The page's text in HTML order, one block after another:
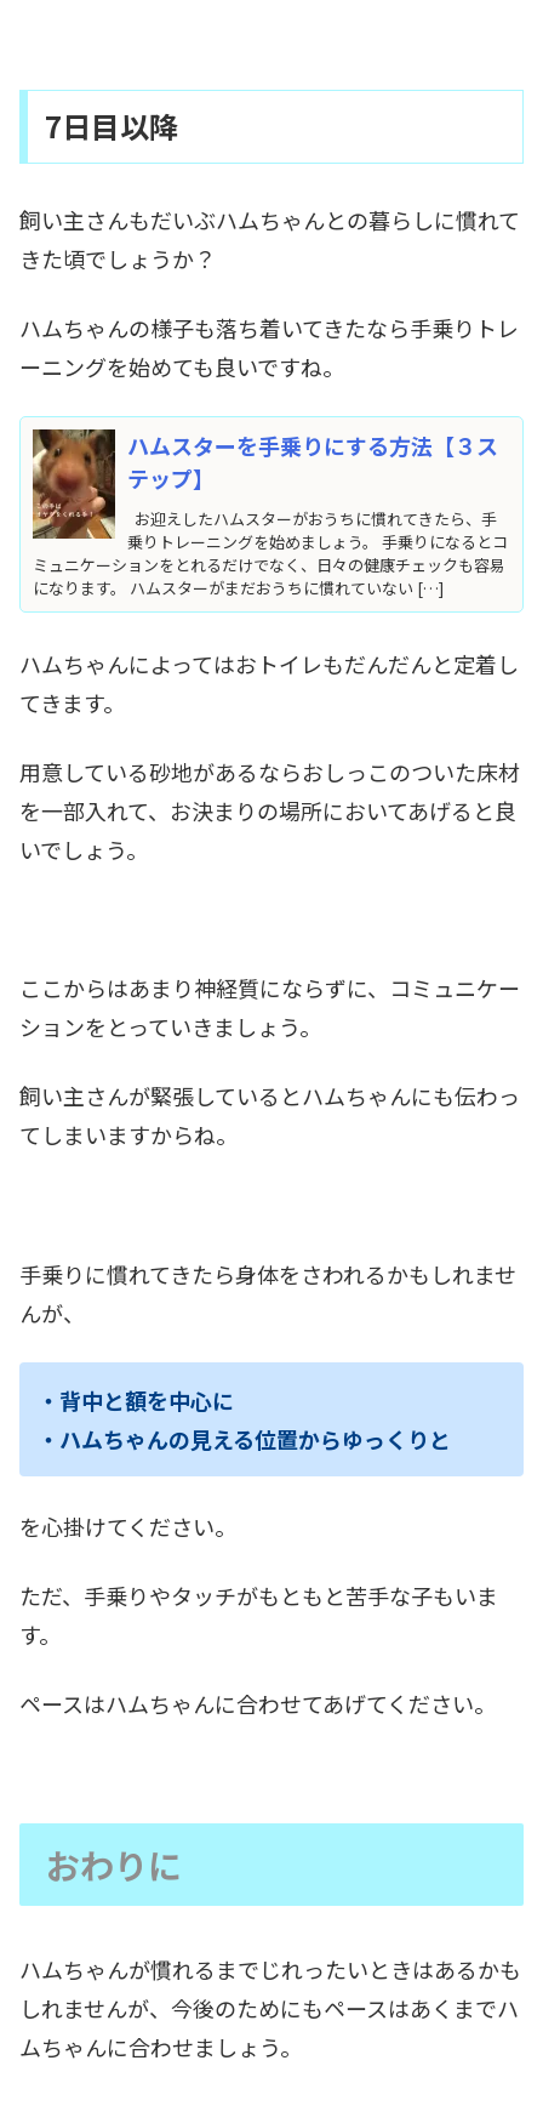
7日目以降
飼い主さんもだいぶハムちゃんとの暮らしに慣れて
きた頃でしょうか？
ハムちゃんの様子も落ち着いてきたなら手乗りトレ
ーニングを始めても良いですね。
ハムスターを手乗りにする方法【３ス
テップ】
お迎えしたハムスターがおうちに慣れてきたら、手
乗りトレーニングを始めましょう。 手乗りになるとコ
ミュニケーションをとれるだけでなく、日々の健康チェックも容易
になります。 ハムスターがまだおうちに慣れていない […]
ハムちゃんによってはおトイレもだんだんと定着し
てきます。
用意している砂地があるならおしっこのついた床材
を一部入れて、お決まりの場所においてあげると良
いでしょう。
ここからはあまり神経質にならずに、コミュニケー
ションをとっていきましょう。
飼い主さんが緊張しているとハムちゃんにも伝わっ
てしまいますからね。
手乗りに慣れてきたら身体をさわれるかもしれませ
んが、
・背中と額を中心に
・ハムちゃんの見える位置からゆっくりと
を心掛けてください。
ただ、手乗りやタッチがもともと苦手な子もいま
す。
ペースはハムちゃんに合わせてあげてください。
おわりに
ハムちゃんが慣れるまでじれったいときはあるかも
しれませんが、今後のためにもペースはあくまでハ
ムちゃんに合わせましょう。